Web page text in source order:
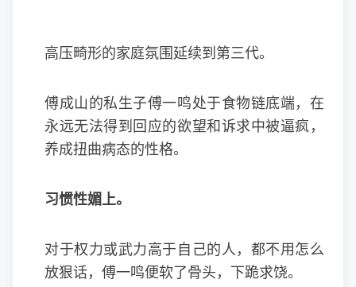
高压畸形的家庭氛围延续到第三代。
傅成山的私生子傅一鸣处于食物链底端，在
永远无法得到回应的欲望和诉求中被逼疯，
养成扭曲病态的性格。
习惯性媚上。
对于权力或武力高于自己的人，都不用怎么
放狠话，傅一鸣便软了骨头，下跪求饶。